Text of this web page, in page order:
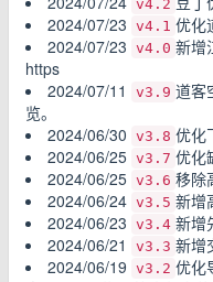
v4.2
2024/07/23 v4.1 优化
2024/07/23 v4.0 新增
https
2024/07/11
v3.9 道客
览。
2024/06/30 v3.8 优化
2024/06/25 v3.7 优化
2024/06/25 v3.6 移除
2024/06/24 v3.5 新增
2024/06/23 v3.4 新增
2024/06/21
v3.3 新增
2024/06/19 v3.2 优化